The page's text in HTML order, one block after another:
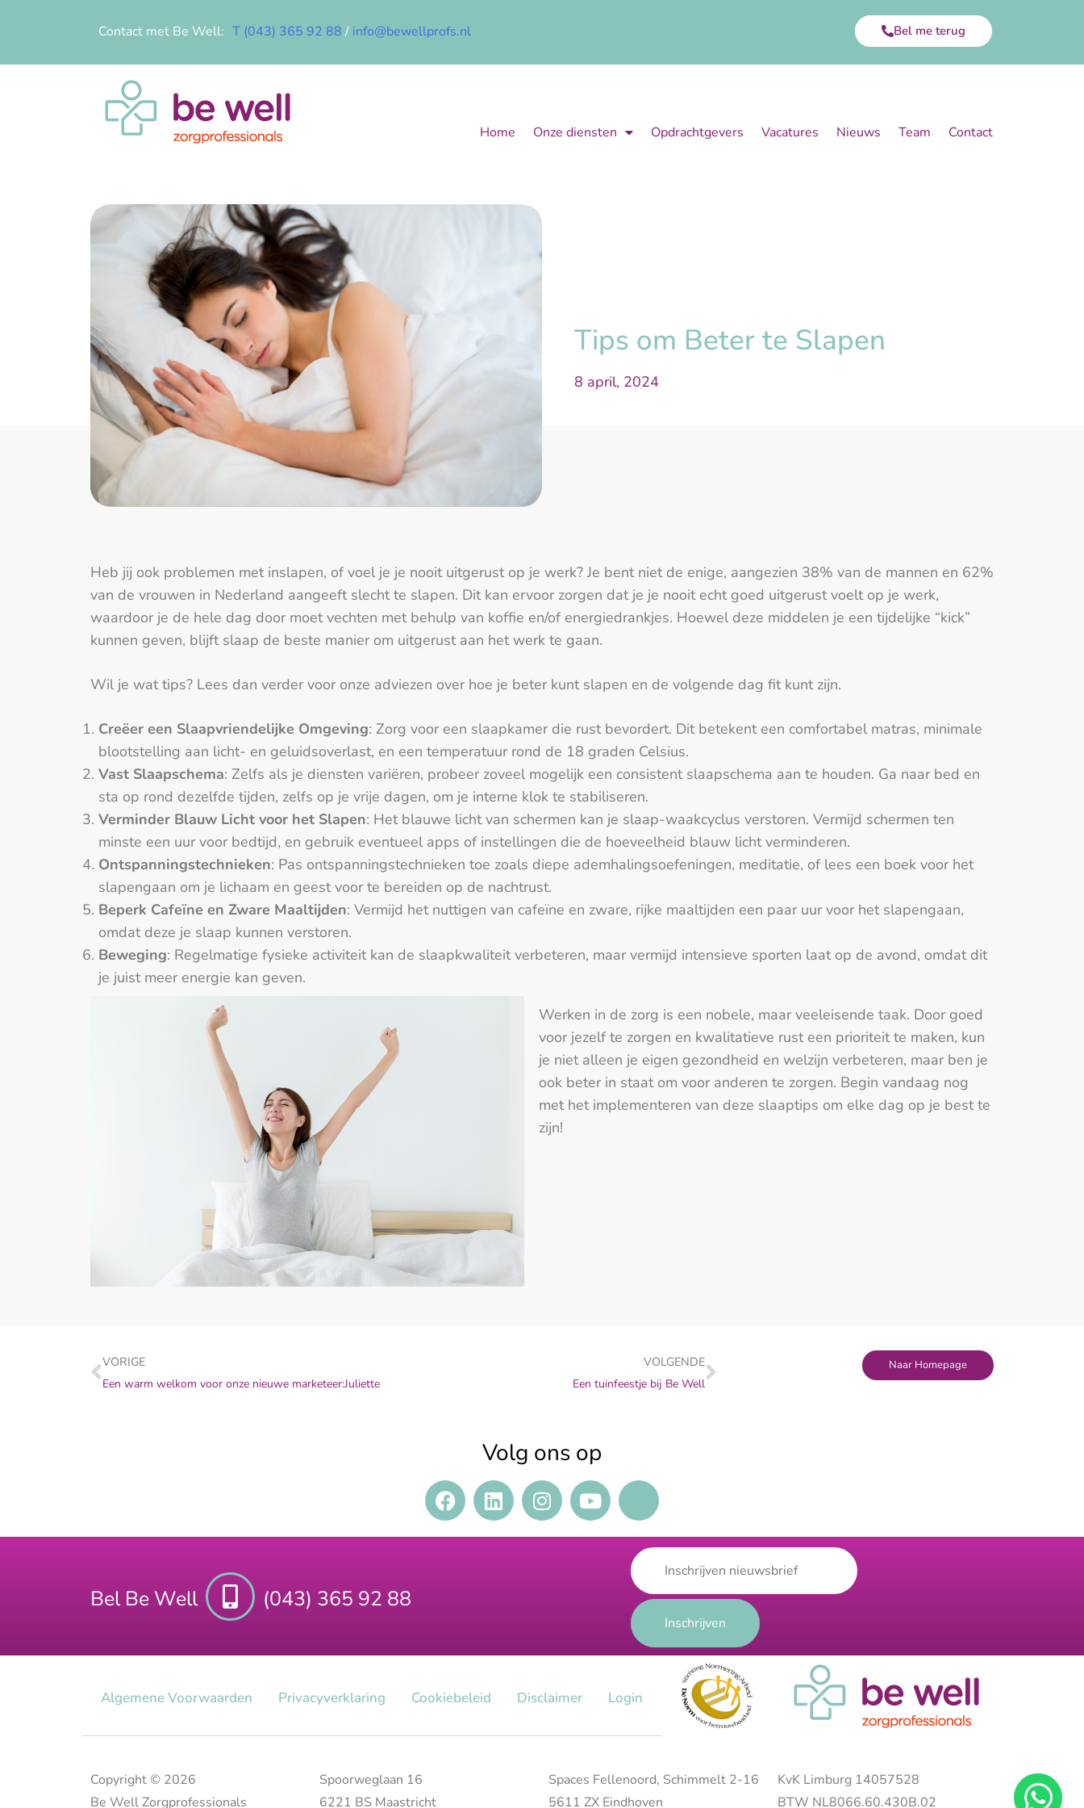
Contact met Be Well: T (043) 365 92 88 / info@bewellprofs.nl Bel me terug
Home Onze diensten Opdrachtgevers Vacatures Nieuws Team Contact
Tips om Beter te Slapen
8 april, 2024
Heb jij ook problemen met inslapen, of voel je je nooit uitgerust op je werk? Je bent niet de enige, aangezien 38% van de mannen en 62%
van de vrouwen in Nederland aangeeft slecht te slapen. Dit kan ervoor zorgen dat je je nooit echt goed uitgerust voelt op je werk,
waardoor je de hele dag door moet vechten met behulp van koffie en/of energiedrankjes. Hoewel deze middelen je een tijdelijke “kick”
kunnen geven, blijft slaap de beste manier om uitgerust aan het werk te gaan.
Wil je wat tips? Lees dan verder voor onze adviezen over hoe je beter kunt slapen en de volgende dag fit kunt zijn.
Creëer een Slaapvriendelijke Omgeving: Zorg voor een slaapkamer die rust bevordert. Dit betekent een comfortabel matras, minimale
blootstelling aan licht- en geluidsoverlast, en een temperatuur rond de 18 graden Celsius.
Vast Slaapschema: Zelfs als je diensten variëren, probeer zoveel mogelijk een consistent slaapschema aan te houden. Ga naar bed en
sta op rond dezelfde tijden, zelfs op je vrije dagen, om je interne klok te stabiliseren.
Verminder Blauw Licht voor het Slapen: Het blauwe licht van schermen kan je slaap-waakcyclus verstoren. Vermijd schermen ten
minste een uur voor bedtijd, en gebruik eventueel apps of instellingen die de hoeveelheid blauw licht verminderen.
Ontspanningstechnieken: Pas ontspanningstechnieken toe zoals diepe ademhalingsoefeningen, meditatie, of lees een boek voor het
slapengaan om je lichaam en geest voor te bereiden op de nachtrust.
Beperk Cafeïne en Zware Maaltijden: Vermijd het nuttigen van cafeïne en zware, rijke maaltijden een paar uur voor het slapengaan,
omdat deze je slaap kunnen verstoren.
Beweging: Regelmatige fysieke activiteit kan de slaapkwaliteit verbeteren, maar vermijd intensieve sporten laat op de avond, omdat dit
je juist meer energie kan geven.
Werken in de zorg is een nobele, maar veeleisende taak. Door goed
voor jezelf te zorgen en kwalitatieve rust een prioriteit te maken, kun
je niet alleen je eigen gezondheid en welzijn verbeteren, maar ben je
ook beter in staat om voor anderen te zorgen. Begin vandaag nog
met het implementeren van deze slaaptips om elke dag op je best te
zijn!
VORIGE
Een warm welkom voor onze nieuwe marketeer:Juliette
VOLGENDE
Een tuinfeestje bij Be Well
Naar Homepage
Volg ons op
Bel Be Well (043) 365 92 88
Algemene Voorwaarden Privacy​verklaring Cookiebeleid Disclaimer Login
Copyright © 2026
Be Well Zorgprofessionals
Spoorweglaan 16
6221 BS Maastricht
Spaces Fellenoord, Schimmelt 2-16
5611 ZX Eindhoven
KvK Limburg 14057528
BTW NL8066.60.430B.02